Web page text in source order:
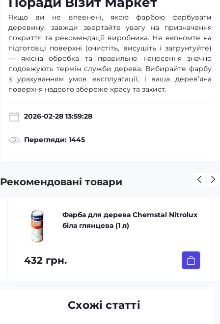
Якщо ви не впевнені, якою фарбою фарбувати
деревину, завжди звертайте увагу на призначення
покриття та рекомендації виробника. Не економте на
підготовці поверхні (очистіть, висушіть і загрунтуйте)
— якісна обробка та правильне нанесення значно
подовжують термін служби дерева. Вибирайте фарбу
з урахуванням умов експлуатації, і ваша дерев’яна
поверхня надовго збереже красу та захист.
2026-02-28 13:59:28
Перегляди: 1445
Рекомендовані товари
Фарба для дерева Chemstal Nitroluх
біла глянцева (1 л)
432 грн.
Схожі статті